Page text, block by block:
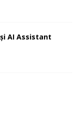
AI Assistant